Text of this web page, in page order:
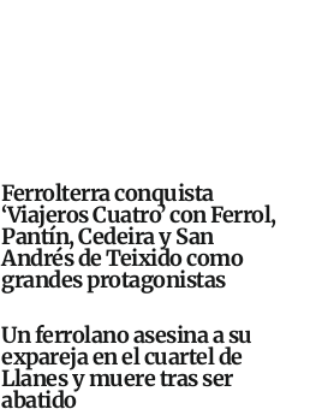
Ferrolterra conquista
‘Viajeros Cuatro’ con Ferrol,
Pantín, Cedeira y San
Andrés de Teixido como
grandes protagonistas
Un ferrolano asesina a su
expareja en el cuartel de
Llanes y muere tras ser
abatido